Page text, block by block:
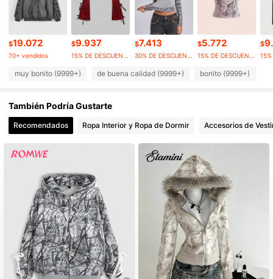
4,91 4.2M Seguidores
4,91 4.2M Seguidores
4,91 4.2M Seguidores
4.2M Seguidores
4,91 4.2M Seguidores
4,91 4.2M Seguidores
$19.072
70+ vendidos
$9.937
15% DE DESCUENTO
$7.413
30% DE DESCUENTO
$5.772
15% DE DESCUENTO
$
muy bonito (9999+) de buena calidad (9999+) bonito (9999+)
También Podría Gustarte
Recomendados Ropa Interior y Ropa de Dormir Accesorios de